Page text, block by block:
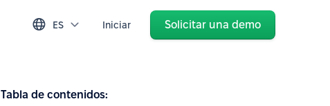
ES Iniciar Solicitar una demo
Tabla de contenidos: